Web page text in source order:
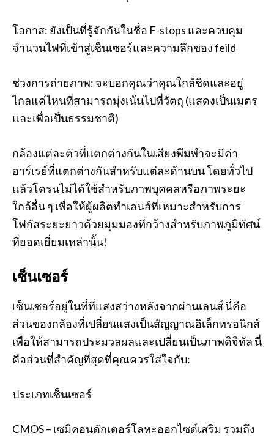
โอกาส: ยังเป็นที่รู้จักกันในชื่อ F-stops และควบคุม
จำนวนไฟที่เข้าสู่เซ็นเซอร์และความลึกของ feild
ช่วงการถ่ายภาพ: จะบอกคุณว่าคุณใกล้ชิดและอยู่
ไกลแค่ไหนที่สามารถมุ่งเน้นไปที่วัตถุ (แสดงเป็นเมตร
และเพื่อเป็นธรรมชาติ)
กล้องแต่ละตัวที่แตกต่างกันในเสียงพึมพำจะมีค่า
อาร์เรย์ที่แตกต่างกันสำหรับแต่ละด้านบน โดยทั่วไป
แล้วโดรนไม่ได้ใช้สำหรับภาพบุคคลหรือภาพระยะ
ใกล้อื่น ๆ เพื่อให้ผู้ผลิตทำเลนส์ที่เหมาะสำหรับการ
โฟกัสระยะยาวด้วยมุมมองที่กว้างสำหรับภาพภูมิทัศน์
ที่ยอดเยี่ยมเหล่านั้น!
เซ็นเซอร์
เซ็นเซอร์อยู่ในที่ที่แสงสว่างหลังจากผ่านเลนส์ นี่คือ
ส่วนของกล้องที่เปลี่ยนแสงเป็นสัญญาณอิเล็กทรอนิกส์
เพื่อให้สามารถประมวลผลและเปลี่ยนเป็นภาพดิจิทัล นี่
คือส่วนที่สำคัญที่สุดที่คุณควรใส่ใจกับ:
ประเภทเซ็นเซอร์
CMOS – เซมิคอนดักเตอร์โลหะออกไซด์เสริม รวมถึง